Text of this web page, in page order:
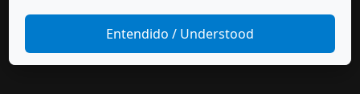
Entendido / Understood